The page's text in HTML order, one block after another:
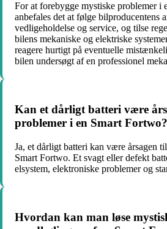
For at forebygge mystiske problemer i
anbefales det at følge bilproducentens
vedligeholdelse og service, og tilse
bilens mekaniske og elektriske
reagere hurtigt på eventuelle
bilen undersøgt af en professionel
Kan et dårligt batteri være
problemer i en Smart Fortwo?
Ja, et dårligt batteri kan være årsagen
Smart Fortwo. Et svagt eller defekt
elsystem, elektroniske problemer og
Hvordan kan man løse